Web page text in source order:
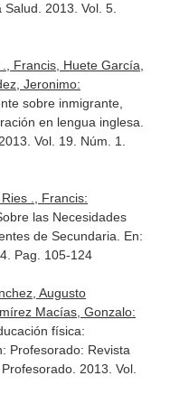
Salud . 2013. Vol. 5.
Francis, Huete García,
Jeronimo:
sobre inmigrante,
en lengua inglesa.
2013. Vol. 19. Núm. 1.
., Francis:
las Necesidades
de Secundaria. En:
Pag. 105-124
Augusto
Macías, Gonzalo:
física:
Profesorado: Revista
. 2013. Vol.